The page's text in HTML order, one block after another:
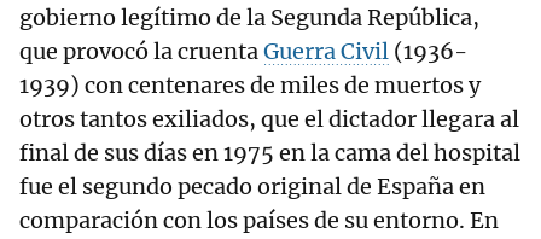
gobierno legítimo de la Segunda República,
que provocó la cruentaGuerra Civil (1936-
1939) con centenares de miles de muertos y
otros tantos exiliados, que el dictador llegara al
final de sus días en 1975 en la cama del hospital
fue el segundo pecado original de España en
comparación con los países de su entorno. En